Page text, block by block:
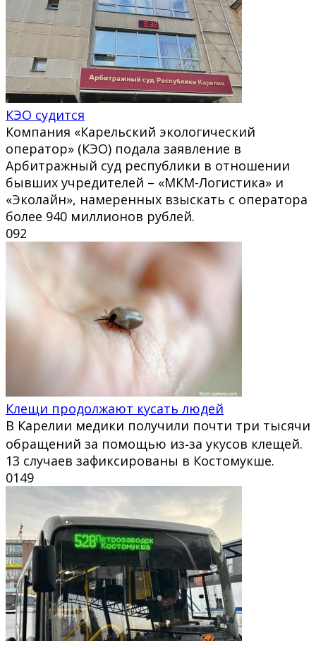
КЭО судится
Компания «Карельский экологический
оператор» (КЭО) подала заявление в
Арбитражный суд республики в отношении
бывших учредителей – «МКМ-Логистика» и
«Эколайн», намеренных взыскать с оператора
более 940 миллионов рублей.
092
Клещи продолжают кусать людей
В Карелии медики получили почти три тысячи
обращений за помощью из‑за укусов клещей.
13 случаев зафиксированы в Костомукше.
0149